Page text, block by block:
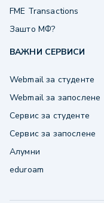
FME Transactions
Зашто МФ?
ВАЖНИ СЕРВИСИ
Webmail за студенте
Webmail за запослене
Сервис за студенте
Сервис за запослене
Алумни
eduroam